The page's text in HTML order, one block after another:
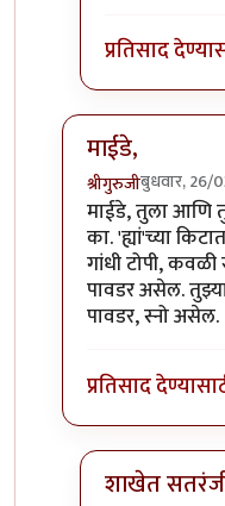
प्रतिसाद
माईडे,
श्रीगुरुजीबुधवार, 26/
In reply toछान
माईडे, तुला आणि
का. 'ह्यां'च्या
गांधी टोपी,
पावडर असेल.
पावडर, स्नो असेल.
प्रतिसाद
शाखेत